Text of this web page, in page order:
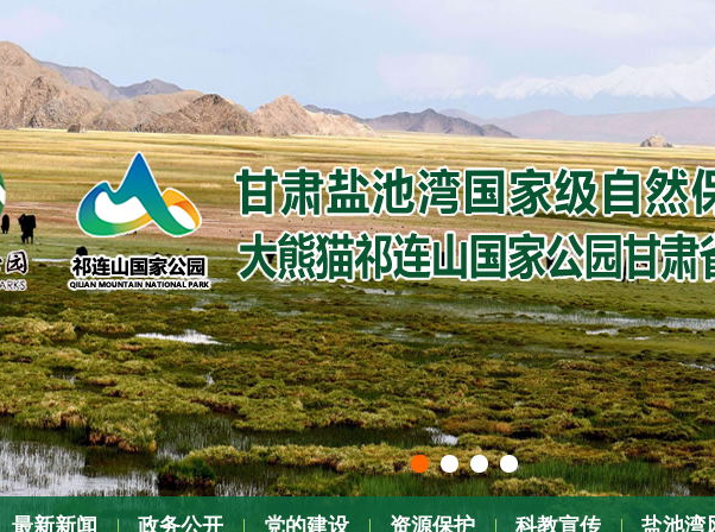
最新新闻 政务公开 党的建设 资源保护 科教宣传 盐池湾